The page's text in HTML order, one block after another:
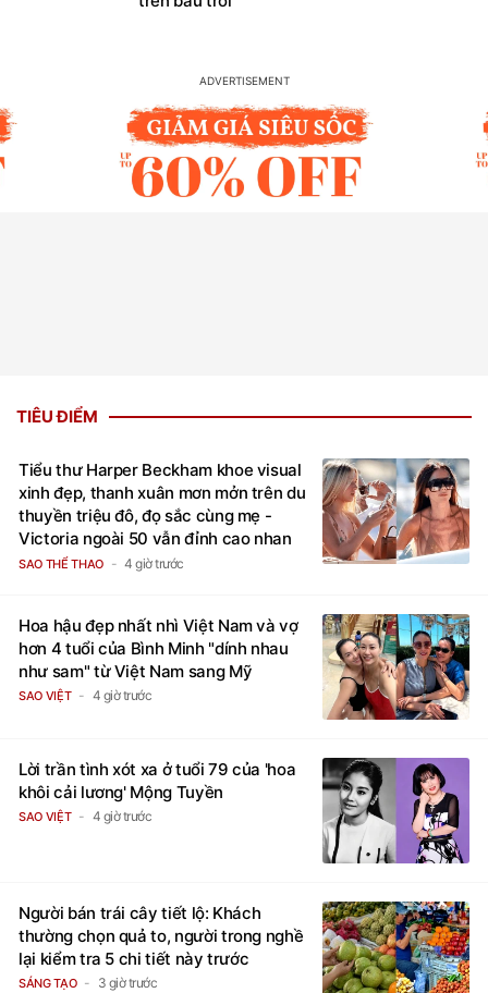
TIÊU ĐIỂM
Tiểu thư Harper Beckham khoe visual
xinh đẹp, thanh xuân mơn mởn trên du
thuyền triệu đô, đọ sắc cùng mẹ -
Victoria ngoài 50 vẫn đỉnh cao nhan
sắc
SAO THỂ THAO 4 giờ trước
Hoa hậu đẹp nhất nhì Việt Nam và vợ
hơn 4 tuổi của Bình Minh "dính nhau
như sam" từ Việt Nam sang Mỹ
SAO VIỆT 4 giờ trước
Lời trần tình xót xa ở tuổi 79 của 'hoa
khôi cải lương' Mộng Tuyền
SAO VIỆT 4 giờ trước
Người bán trái cây tiết lộ: Khách
thường chọn quả to, người trong nghề
lại kiểm tra 5 chi tiết này trước
SÁNG TẠO 3 giờ trước